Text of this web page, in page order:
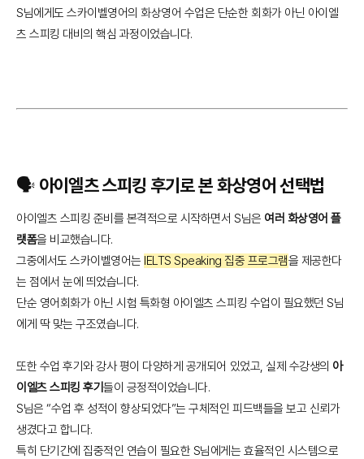
S님에게도 스카이벨영어의 화상영어 수업은 단순한 회화가 아닌 아이엘
츠 스피킹 대비의 핵심 과정이었습니다.
🗣️ 아이엘츠 스피킹 후기로 본 화상영어 선택법
아이엘츠 스피킹 준비를 본격적으로 시작하면서 S님은 여러 화상영어 플
랫폼을 비교했습니다.
그중에서도 스카이벨영어는 IELTS Speaking 집중 프로그램을 제공한다
는 점에서 눈에 띄었습니다.
단순 영어회화가 아닌 시험 특화형 아이엘츠 스피킹 수업이 필요했던 S님
에게 딱 맞는 구조였습니다.
또한 수업 후기와 강사 평이 다양하게 공개되어 있었고, 실제 수강생의 아
이엘츠 스피킹 후기들이 긍정적이었습니다.
S님은 “수업 후 성적이 향상되었다”는 구체적인 피드백들을 보고 신뢰가
생겼다고 합니다.
특히 단기간에 집중적인 연습이 필요한 S님에게는 효율적인 시스템으로